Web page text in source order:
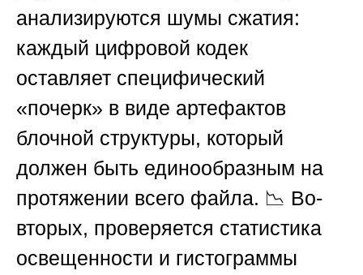
анализируются шумы сжатия:
каждый цифровой кодек
оставляет специфический
«почерк» в виде артефактов
блочной структуры, который
должен быть единообразным на
протяжении всего файла. 📉 Во-
вторых, проверяется статистика
освещенности и гистограммы